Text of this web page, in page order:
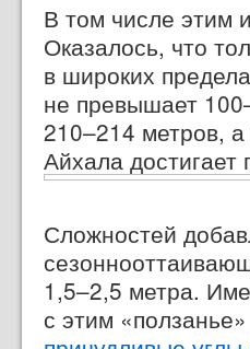
В том числе этим
Оказалось, что
в широких
не превышает
210–214 метров,
Айхала достигает
Сложностей
1,5–2,5 метра.
с этим